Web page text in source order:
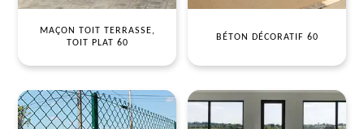
MAÇON TOIT TERRASSE,
TOIT PLAT 60
BÉTON DÉCORATIF 60